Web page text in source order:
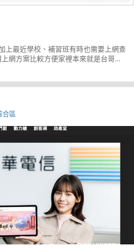
上最近學校、補習班有時也需要上網查
網方案比較方便家裡本來就是台哥大
合區